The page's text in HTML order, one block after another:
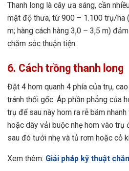
Thanh long là cây ưa sáng, cần
mật độ thưa, từ 900 – 1.100 trụ/ha
m; hàng cách hàng 3,0 – 3,5 m)
chăm sóc thuận tiện.
6. Cách trồng thanh long
Đặt 4 hom quanh 4 phía của trụ,
tránh thối gốc. Áp phần phẳng của
trụ để sau này hom ra rễ bám
hoặc dây vải buộc nhẹ hom vào trụ
sau đó tưới nhẹ và tủ rơm hoặc cỏ
Xem thêm: Giải pháp kỹ thuật